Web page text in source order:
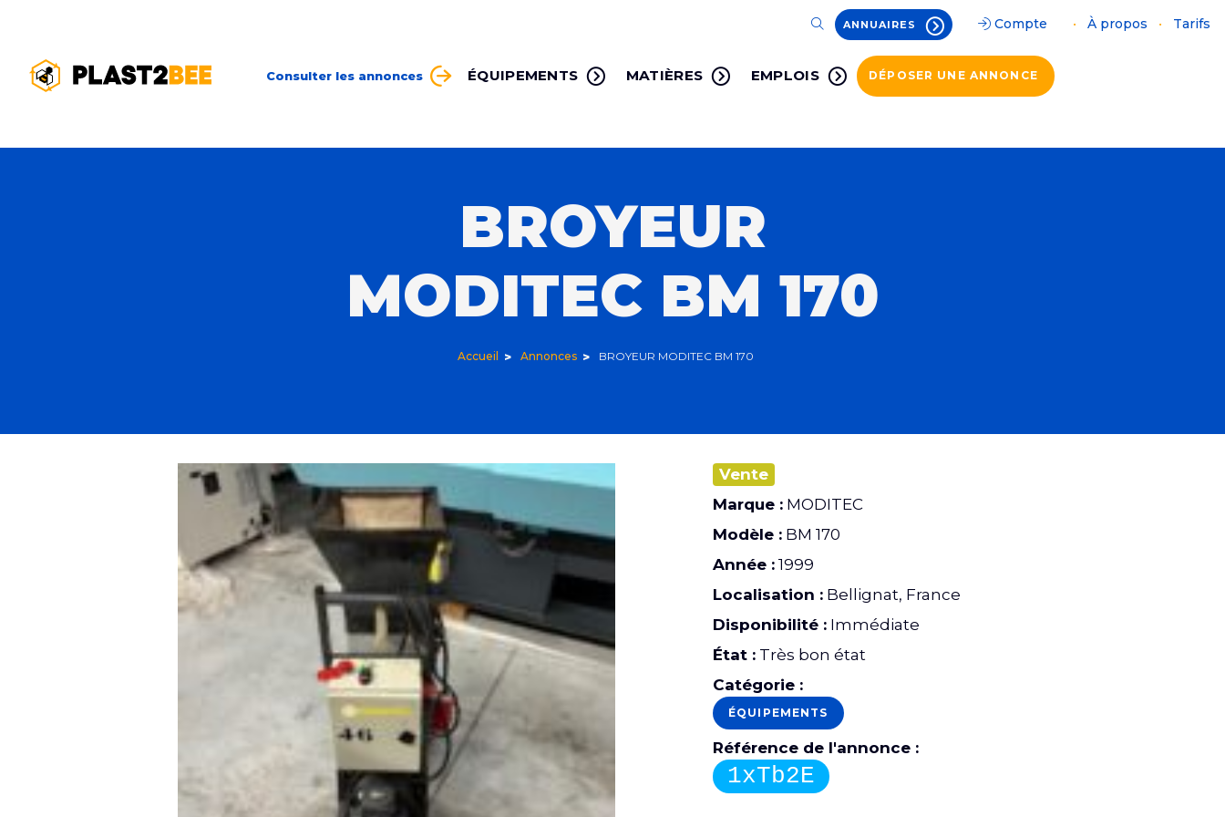
ANNUAIRES Compte • À propos • Tarifs
Consulter les annonces ÉQUIPEMENTS MATIÈRES EMPLOIS DÉPOSER UNE ANNONCE
BROYEUR
MODITEC BM 170
Accueil Annonces BROYEUR MODITEC BM 170
Vente
Marque : MODITEC
Modèle : BM 170
Année : 1999
Localisation : Bellignat, France
Disponibilité : Immédiate
État : Très bon état
Catégorie :
ÉQUIPEMENTS
Référence de l'annonce :
1xTb2E